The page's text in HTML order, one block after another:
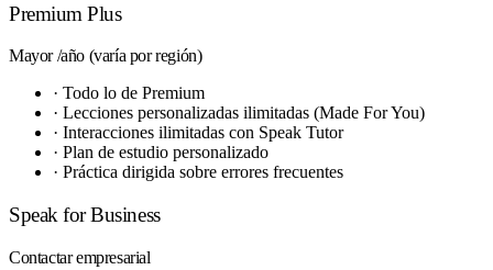
Premium Plus
Mayor/año (varía por región)
· Todo lo de Premium
· Lecciones personalizadas ilimitadas (Made For You)
· Interacciones ilimitadas con Speak Tutor
· Plan de estudio personalizado
· Práctica dirigida sobre errores frecuentes
Speak for Business
Contactarempresarial